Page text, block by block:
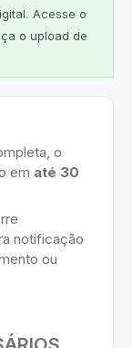
Acesse o
o upload de
o
em até 30
notificação
ou